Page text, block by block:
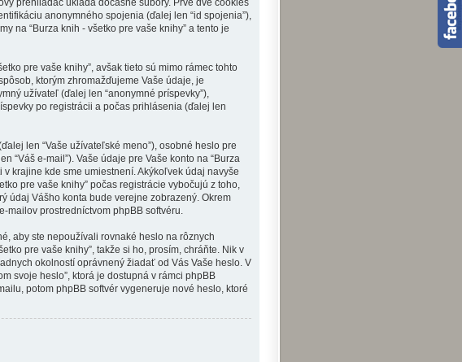
anonymného spojenia (ďalej len “id spojenia”),
na “Burza knih - všetko pre vaše knihy” a tento je
pre vaše knihy”, avšak tieto sú mimo rámec tohto
ktorým zhromažďujeme Vaše údaje, je
užívateľ (ďalej len “anonymné príspevky”),
po registrácii a počas prihlásenia (ďalej len
len “Vaše užívateľské meno”), osobné heslo pre
“Váš e-mail”). Vaše údaje pre Vaše konto na “Burza
krajine kde sme umiestnení. Akýkoľvek údaj navyše
pre vaše knihy” počas registrácie vybočujú z toho,
údaj Vášho konta bude verejne zobrazený. Okrem
prostredníctvom phpBB softvéru.
aby ste nepoužívali rovnaké heslo na rôznych
pre vaše knihy”, takže si ho, prosím, chráňte. Nik v
okolností oprávnený žiadať od Vás Vaše heslo. V
svoje heslo”, ktorá je dostupná v rámci phpBB
potom phpBB softvér vygeneruje nové heslo, ktoré